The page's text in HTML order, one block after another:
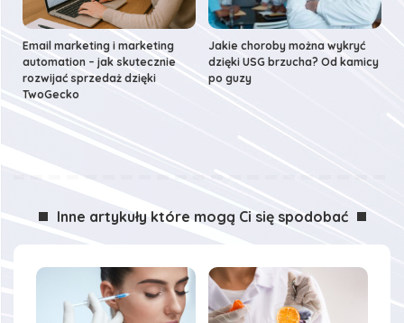
Email marketing i marketing
automation – jak skutecznie
rozwijać sprzedaż dzięki
TwoGecko
Jakie choroby można wykryć
dzięki USG brzucha? Od kamicy
po guzy
Inne artykuły które mogą Ci się spodobać